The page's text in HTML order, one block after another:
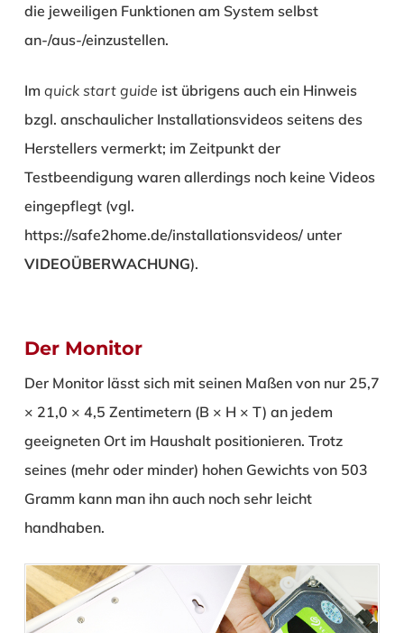
die jeweiligen Funktionen am System selbst
an-/aus-/einzustellen.
Im quick start guide ist übrigens auch ein Hinweis
bzgl. anschaulicher Installationsvideos seitens des
Herstellers vermerkt; im Zeitpunkt der
Testbeendigung waren allerdings noch keine Videos
eingepflegt (vgl.
https://safe2home.de/installationsvideos/ unter
VIDEOÜBERWACHUNG).
Der Monitor
Der Monitor lässt sich mit seinen Maßen von nur 25,7
× 21,0 × 4,5 Zentimetern (B × H × T) an jedem
geeigneten Ort im Haushalt positionieren. Trotz
seines (mehr oder minder) hohen Gewichts von 503
Gramm kann man ihn auch noch sehr leicht
handhaben.